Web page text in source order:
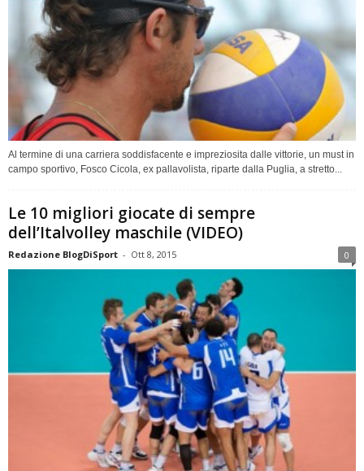
Al termine di una carriera soddisfacente e impreziosita dalle vittorie, un must in
campo sportivo, Fosco Cicola, ex pallavolista, riparte dalla Puglia, a stretto...
Le 10 migliori giocate di sempre
dell’Italvolley maschile (VIDEO)
Redazione BlogDiSport - Ott 8, 2015 0